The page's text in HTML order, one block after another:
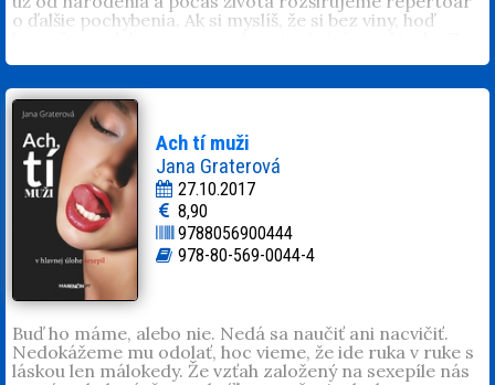
o ďalšie pochybenia. Ak si myslíš, že si bez viny, hoď
Ach tí muži
Jana Graterová
27.10.2017
8,90
9788056900444
978-80-569-0044-4
Buď ho máme, alebo nie. Nedá sa naučiť ani nacvičiť.
Nedokážeme mu odolať, hoc vieme, že ide ruka v ruke s
láskou len málokedy. Že vzťah založený na sexepíle nás